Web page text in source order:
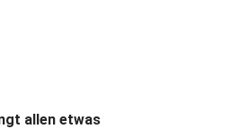
allen etwas